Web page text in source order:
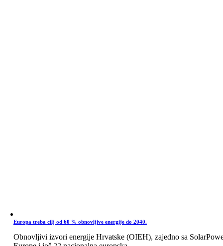
Europa treba cilj od 60 % obnovljive energije do 2040.
Obnovljivi izvori energije Hrvatske (OIEH), zajedno sa